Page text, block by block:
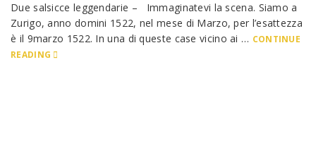
Due salsicce leggendarie – Immaginatevi la scena. Siamo a
Zurigo, anno domini 1522, nel mese di Marzo, per l’esattezza
è il 9marzo 1522. In una di queste case vicino ai … CONTINUE
READING